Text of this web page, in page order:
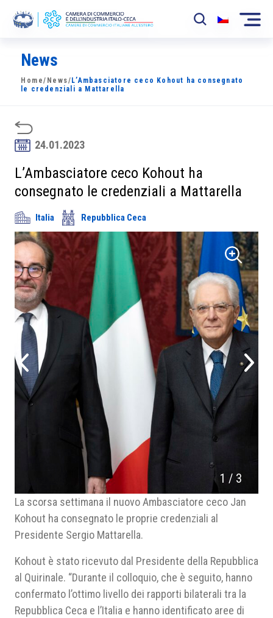
La Camera
News
Sviluppo Mercato
Soci
Partner
Progetti
Area riservata
News
Home/ News/ L’Ambasciatore ceco Kohout ha consegnato
le credenziali a Mattarella
24.01.2023
L’Ambasciatore ceco Kohout ha
consegnato le credenziali a Mattarella
Italia Repubblica Ceca
1 / 3
La scorsa settimana il nuovo Ambasciatore ceco Jan
Kohout ha consegnato le proprie credenziali al
Presidente Sergio Mattarella.
Kohout è stato ricevuto dal Presidente della Repubblica
al Quirinale. “Durante il colloquio, che è seguito, hanno
confermato l’ottimo livello dei rapporti bilaterali tra la
Repubblica Ceca e l’Italia e hanno identificato aree di